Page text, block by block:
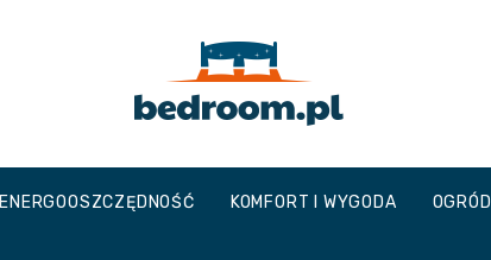
Bedroom.pl
ENERGOOSZCZĘDNOŚĆ KOMFORT I WYGODA OGRÓD